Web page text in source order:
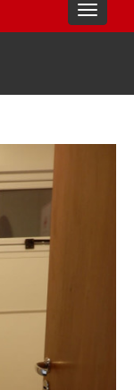
Toggle